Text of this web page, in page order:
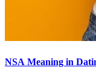
NSA Meaning in